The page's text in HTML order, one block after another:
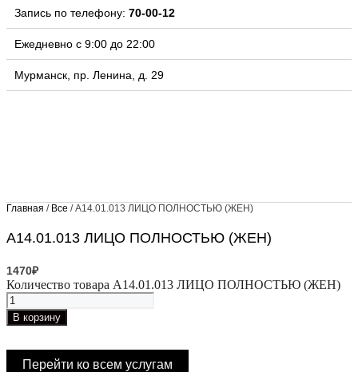
Запись по телефону: 70-00-12
Ежедневно с 9:00 до 22:00
Мурманск, пр. Ленина, д. 29
Главная / Все / А14.01.013 ЛИЦО ПОЛНОСТЬЮ (ЖЕН)
А14.01.013 ЛИЦО ПОЛНОСТЬЮ (ЖЕН)
1470₽
Количество товара А14.01.013 ЛИЦО ПОЛНОСТЬЮ (ЖЕН)
В корзину
Перейти ко всем услугам